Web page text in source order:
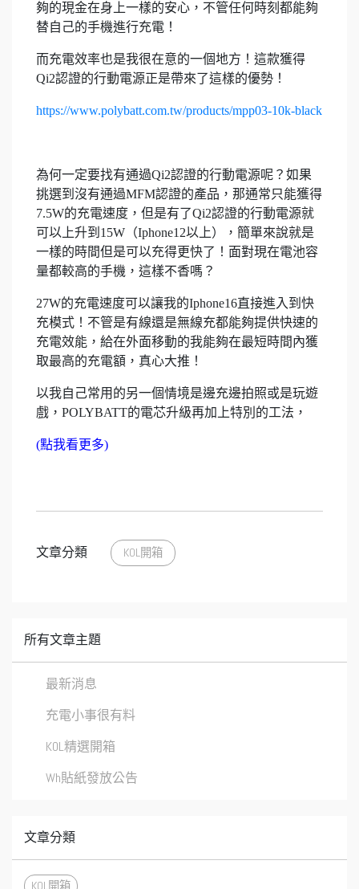
夠的現金在身上一樣的安心，不管任何時刻都能夠
替自己的手機進行充電！
而充電效率也是我很在意的一個地方！這款獲得
Qi2認證的行動電源正是帶來了這樣的優勢！
https://www.polybatt.com.tw/products/mpp03-10k-black
為何一定要找有通過Qi2認證的行動電源呢？如果
挑選到沒有通過MFM認證的產品，那通常只能獲得
7.5W的充電速度，但是有了Qi2認證的行動電源就
可以上升到15W（Iphone12以上），簡單來說就是
一樣的時間但是可以充得更快了！面對現在電池容
量都較高的手機，這樣不香嗎？
27W的充電速度可以讓我的Iphone16直接進入到快
充模式！不管是有線還是無線充都能夠提供快速的
充電效能，給在外面移動的我能夠在最短時間內獲
取最高的充電額，真心大推！
以我自己常用的另一個情境是邊充邊拍照或是玩遊
戲，POLYBATT的電芯升級再加上特別的工法，
(點我看更多)
文章分類 KOL開箱
所有文章主題
最新消息
充電小事很有料
KOL精選開箱
Wh貼紙發放公告
文章分類